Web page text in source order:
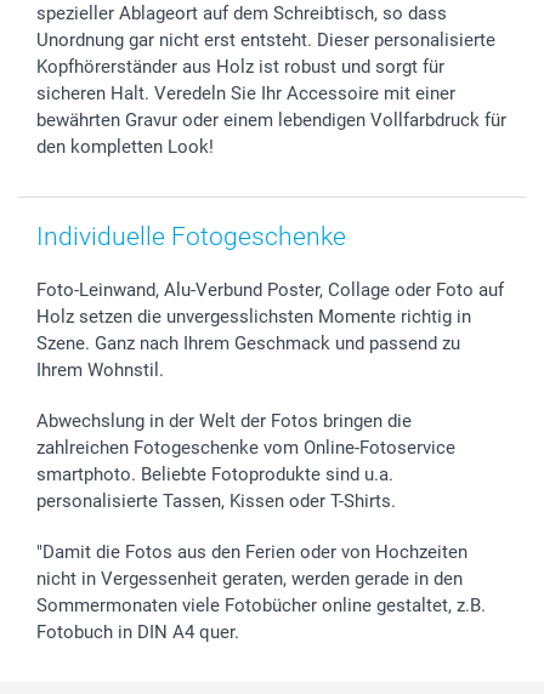
Widerrufsrecht
Zu allen Anlässen
Status der Bestellung
smartfriends
smartgarantie
smartbonus
spezieller Ablageort auf dem Schreibtisch, so dass
Unordnung gar nicht erst entsteht. Dieser personalisierte
Kopfhörerständer aus Holz ist robust und sorgt für
sicheren Halt. Veredeln Sie Ihr Accessoire mit einer
bewährten Gravur oder einem lebendigen Vollfarbdruck für
den kompletten Look!
Individuelle Fotogeschenke
Foto-Leinwand, Alu-Verbund Poster, Collage oder Foto auf
Holz setzen die unvergesslichsten Momente richtig in
Szene. Ganz nach Ihrem Geschmack und passend zu
Ihrem Wohnstil.
Abwechslung in der Welt der Fotos bringen die
zahlreichen Fotogeschenke vom Online-Fotoservice
smartphoto. Beliebte Fotoprodukte sind u.a.
personalisierte Tassen, Kissen oder T-Shirts.
"Damit die Fotos aus den Ferien oder von Hochzeiten
nicht in Vergessenheit geraten, werden gerade in den
Sommermonaten viele Fotobücher online gestaltet, z.B.
Fotobuch in DIN A4 quer.